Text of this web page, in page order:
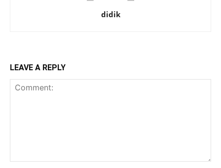
didik
LEAVE A REPLY